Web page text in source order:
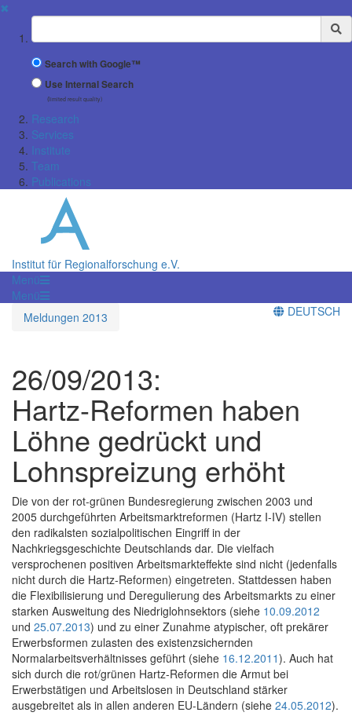
✖
Suchbegriff
Search with Google™
Use Internal Search
(limited result quality)
Research
Services
Institute
Team
Publications
Institut für Regionalforschung e.V.
Menü
Menü
Meldungen 2013
DEUTSCH
26/09/2013:
Hartz-Reformen haben
Löhne gedrückt und
Lohnspreizung erhöht
Die von der rot-grünen Bundesregierung zwischen 2003 und
2005 durchgeführten Arbeitsmarktreformen (Hartz I-IV) stellen
den radikalsten sozialpolitischen Eingriff in der
Nachkriegsgeschichte Deutschlands dar. Die vielfach
versprochenen positiven Arbeitsmarkteffekte sind nicht (jedenfalls
nicht durch die Hartz-Reformen) eingetreten. Stattdessen haben
die Flexibilisierung und Deregulierung des Arbeitsmarkts zu einer
starken Ausweitung des Niedriglohnsektors (siehe 10.09.2012
und 25.07.2013) und zu einer Zunahme atypischer, oft prekärer
Erwerbsformen zulasten des existenzsichernden
Normalarbeitsverhältnisses geführt (siehe 16.12.2011). Auch hat
sich durch die rot/grünen Hartz-Reformen die Armut bei
Erwerbstätigen und Arbeitslosen in Deutschland stärker
ausgebreitet als in allen anderen EU-Ländern (siehe 24.05.2012).